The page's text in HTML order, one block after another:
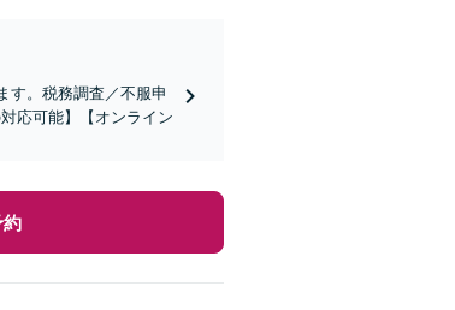
す。税務調査／不服申
応可能】【オンライン
約